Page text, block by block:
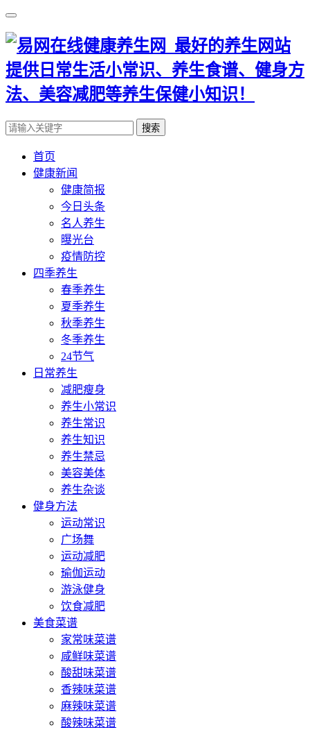
搜索
首页
健康新闻
健康简报
今日头条
名人养生
曝光台
疫情防控
四季养生
春季养生
夏季养生
秋季养生
冬季养生
24节气
日常养生
减肥瘦身
养生小常识
养生常识
养生知识
养生禁忌
美容美体
养生杂谈
健身方法
运动常识
广场舞
运动减肥
瑜伽运动
游泳健身
饮食减肥
美食菜谱
家常味菜谱
咸鲜味菜谱
酸甜味菜谱
香辣味菜谱
麻辣味菜谱
酸辣味菜谱